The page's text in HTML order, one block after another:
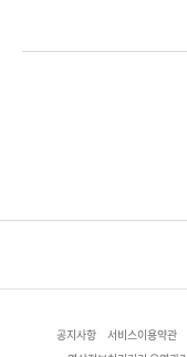
공지사항 서비스이용약관